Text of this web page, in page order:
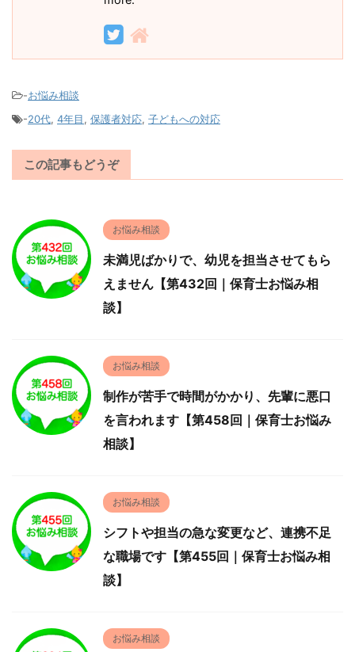
-お悩み相談
-20代, 4年目, 保護者対応, 子どもへの対応
この記事もどうぞ
お悩み相談
未満児ばかりで、幼児を担当させてもら
えません【第432回｜保育士お悩み相
談】
お悩み相談
制作が苦手で時間がかかり、先輩に悪口
を言われます【第458回｜保育士お悩み
相談】
お悩み相談
シフトや担当の急な変更など、連携不足
な職場です【第455回｜保育士お悩み相
談】
お悩み相談